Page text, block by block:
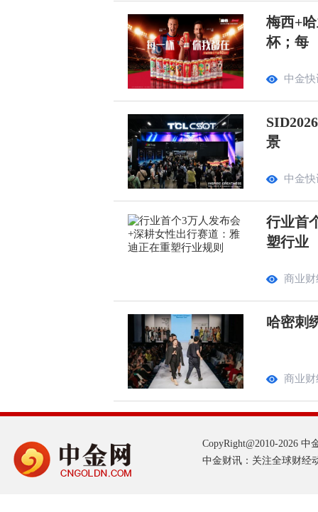
梅西+
杯；每
中金快
景
中金快
行业首
塑行业
商业财
哈密刺
商业财
CopyRight@2010-2026 中
中金财讯：关注全球财经